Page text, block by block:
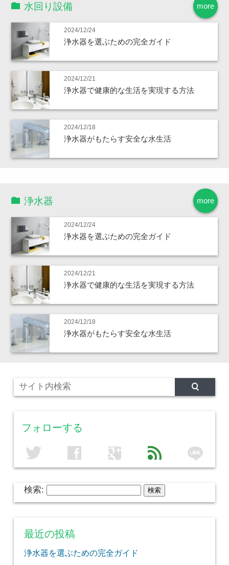
more
水回り設備
2024/12/24
浄水器を選ぶための完全ガイド
2024/12/21
浄水器で健康的な生活を実現する方法
2024/12/18
浄水器がもたらす安全な水生活
more
浄水器
2024/12/24
浄水器を選ぶための完全ガイド
2024/12/21
浄水器で健康的な生活を実現する方法
2024/12/18
浄水器がもたらす安全な水生活
フォローする
twitter facebook google feed line
検索:
最近の投稿
浄水器を選ぶための完全ガイド